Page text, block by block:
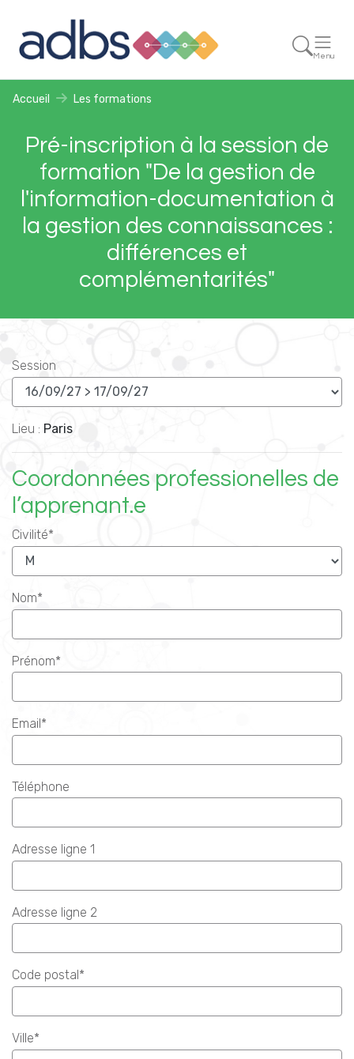
Menu
Accueil Les formations
Pré-inscription à la session de
formation "De la gestion de
l'information-documentation à
la gestion des connaissances :
différences et
complémentarités"
Session
Lieu : Paris
Coordonnées professionelles de
l’apprenant.e
Civilité*
Nom*
Prénom*
Email*
Téléphone
Adresse ligne 1
Adresse ligne 2
Code postal*
Ville*